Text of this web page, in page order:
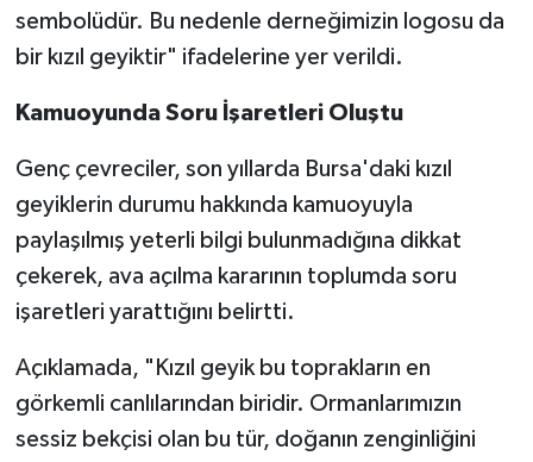
sembolüdür. Bu nedenle derneğimizin logosu da
bir kızıl geyiktir" ifadelerine yer verildi.
Kamuoyunda Soru İşaretleri Oluştu
Genç çevreciler, son yıllarda Bursa'daki kızıl
geyiklerin durumu hakkında kamuoyuyla
paylaşılmış yeterli bilgi bulunmadığına dikkat
çekerek, ava açılma kararının toplumda soru
işaretleri yarattığını belirtti.
Açıklamada, "Kızıl geyik bu toprakların en
görkemli canlılarından biridir. Ormanlarımızın
sessiz bekçisi olan bu tür, doğanın zenginliğini